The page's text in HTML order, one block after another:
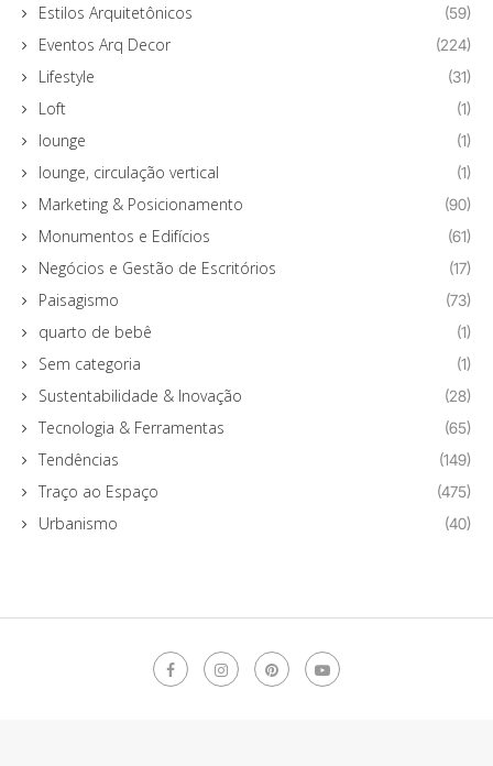
Estilos Arquitetônicos (59)
Eventos Arq Decor (224)
Lifestyle (31)
Loft (1)
lounge (1)
lounge, circulação vertical (1)
Marketing & Posicionamento (90)
Monumentos e Edifícios (61)
Negócios e Gestão de Escritórios (17)
Paisagismo (73)
quarto de bebê (1)
Sem categoria (1)
Sustentabilidade & Inovação (28)
Tecnologia & Ferramentas (65)
Tendências (149)
Traço ao Espaço (475)
Urbanismo (40)